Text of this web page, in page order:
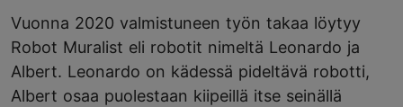
Vuonna 2020 valmistuneen työn takaa löytyy
Robot Muralist eli robotit nimeltä Leonardo ja
Albert. Leonardo on kädessä pideltävä robotti,
Albert osaa puolestaan kiipeillä itse seinällä